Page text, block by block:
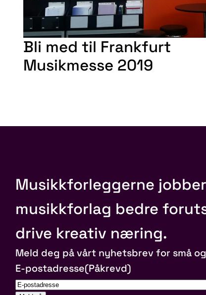
Bli med til Frankfurt
Musikmesse 2019
Musikkforleggerne
musikkforlag bedre
drive kreativ næring.
Meld deg på vårt nyhetsbrev for små
E-postadresse(Påkrevd)